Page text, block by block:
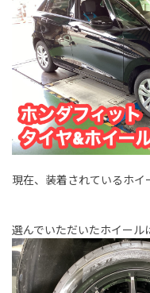
現在、装着されているホ
選んでいただいたホイー